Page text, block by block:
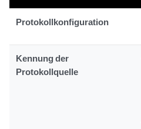
Protokollkonfiguration
Kennung der
Protokollquelle